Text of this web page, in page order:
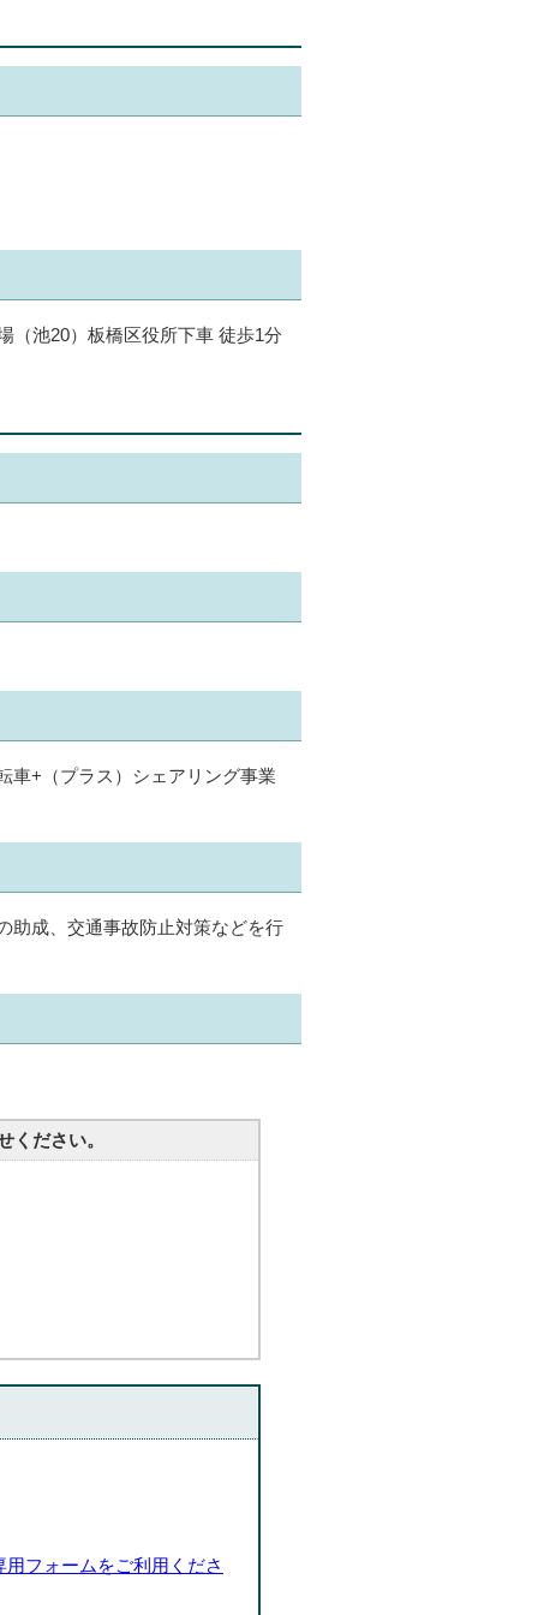
池20）板橋区役所下車 徒歩1分
車+（プラス）シェアリング事業
助成、交通事故防止対策などを行
ください。
フォームをご利用くださ